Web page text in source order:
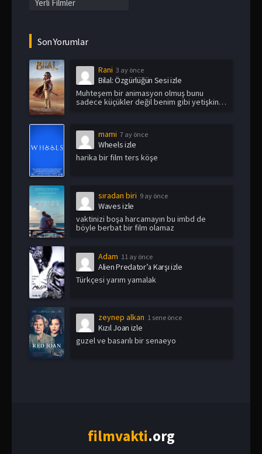
Yerli Filmler
Son Yorumlar
Rani 3 ay önce
Bilal: Özgürlüğün Sesi izle
Muhteşem bir animasyon olmuş bunu
sadece küçükler değil benim gibi yetişkin
mami 7 ay önce
Wheels izle
harika bir film ters köşe
sıradan biri 9 ay önce
Waves izle
vaktinizi boşa harcamayın bu imbd de
böyle berbat bir film olamaz
Adam 11 ay önce
Alien Predator’a Karşı izle
Türkçesi yarım yamalak
zeynep alkan 1 sene önce
Kızıl Joan izle
guzel ve basarılı bir senaeyo
filmvakti.org